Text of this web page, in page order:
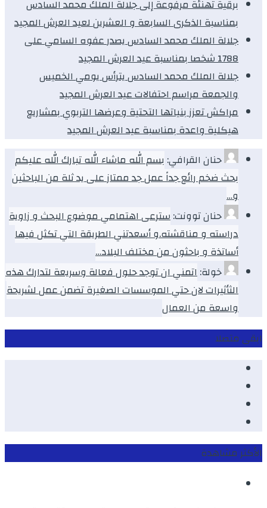
برقية تهنئة مرفوعة إلى جلالة الملك محمد السادس
بمناسبة الذكرى السابعة و العشرين لعيد العرش المجيد
جلالة الملك محمد السادس يصدر عفوه السامي على
1788 شخصا بمناسبة عيد العرش المجيد
جلالة الملك محمد السادس يترأس يومي الخميس
والجمعة مراسم احتفالات عيد العرش المجيد
مراكش تعزز بنياتها التحتية وعرضها التربوي بمشاريع
هيكلية واعدة بمناسبة عيد العرش المجيد
حنان القرافي: بسم الله ماشاء الله تبارك الله عليكم
بحث ضخم رائع جداً عمل جد ممتاز على يد ثلة من الباحثين
و…
حنان توونت:سترعى اهتمامي موضوع البحث و زاوية
دراسته و مناقشته.و أسعدتني الطريقة التي تكثل فيها
أساتذة و باحثون من مختلف البلاد…
خولة:اتمني ان توجد حلول فعالة وسريعة لتدارك هذه
الثأثيرات لان حتي الموسسات الصغيرة تضمن عمل لشريحة
واسعة من العمال
ابقى متصلا
الأكثر مشاهدة